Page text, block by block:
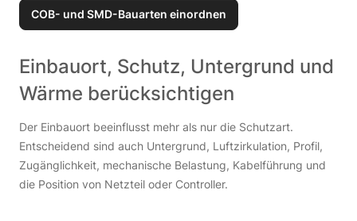
COB- und SMD-Bauarten einordnen
Einbauort, Schutz, Untergrund und
Wärme berücksichtigen
Der Einbauort beeinflusst mehr als nur die Schutzart.
Entscheidend sind auch Untergrund, Luftzirkulation, Profil,
Zugänglichkeit, mechanische Belastung, Kabelführung und
die Position von Netzteil oder Controller.